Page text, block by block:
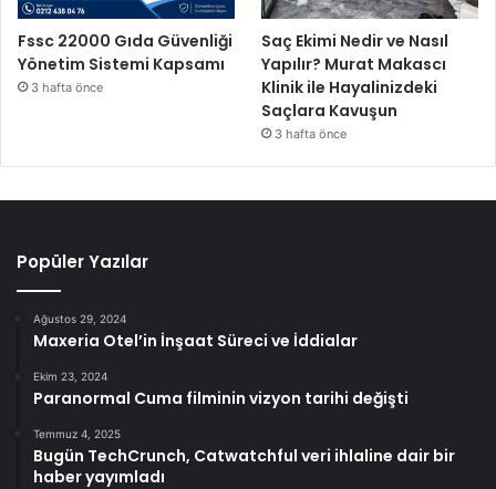
Fssc 22000 Gıda Güvenliği
Yönetim Sistemi Kapsamı
3 hafta önce
Saç Ekimi Nedir ve Nasıl
Yapılır? Murat Makascı
Klinik ile Hayalinizdeki
Saçlara Kavuşun
3 hafta önce
Popüler Yazılar
Ağustos 29, 2024
Maxeria Otel’in İnşaat Süreci ve İddialar
Ekim 23, 2024
Paranormal Cuma filminin vizyon tarihi değişti
Temmuz 4, 2025
Bugün TechCrunch, Catwatchful veri ihlaline dair bir
haber yayımladı